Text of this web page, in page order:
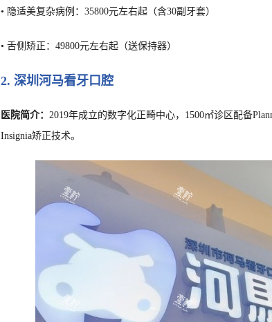
• 隐适美复杂病例：35800元左右起（含30副牙套）
• 舌侧矫正：49800元左右起（送保持器）
2. 深圳河马看牙口腔
医院简介： 2019年成立的数字化正畸中心，1500㎡诊区配备
Insignia矫正技术。